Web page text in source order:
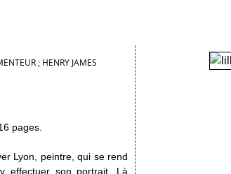
; HENRY JAMES
pages.
Lyon, peintre, qui se rend
effectuer son portrait. Là